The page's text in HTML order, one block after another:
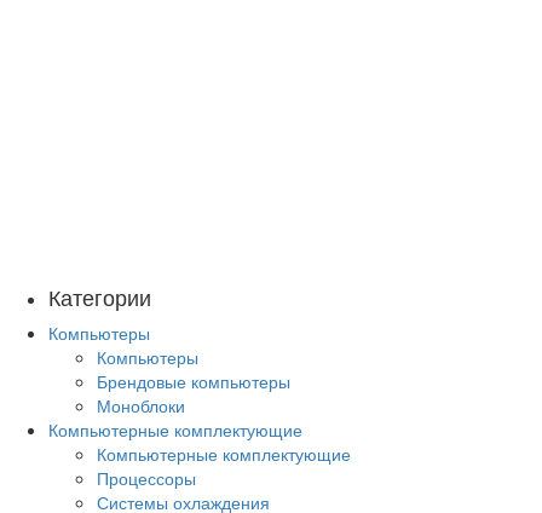
Категории
Компьютеры
Компьютеры
Брендовые компьютеры
Моноблоки
Компьютерные комплектующие
Компьютерные комплектующие
Процессоры
Системы охлаждения